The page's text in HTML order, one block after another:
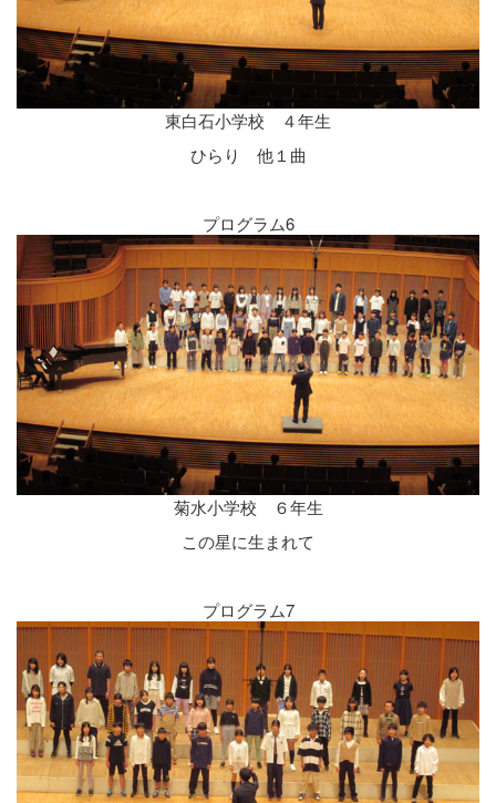
東白石小学校 ４年生
ひらり 他１曲
プログラム6
菊水小学校 ６年生
この星に生まれて
プログラム7